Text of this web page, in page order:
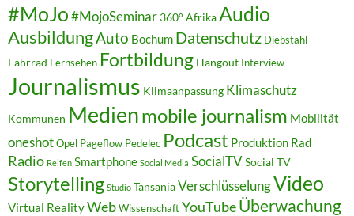
#MoJo#MojoSeminar 360° AfrikaAudio
AusbildungAuto Bochum Datenschutz Diebstahl
Fahrrad Fernsehen Fortbildung Hangout Interview
Journalismus Klimaanpassung Klimaschutz
Kommunen Medienmobile journalism Mobilität
oneshot Opel Pageflow Pedelec Podcast Produktion Rad
Radio Reifen Smartphone Social Media SocialTVSocial TV
Storytelling Studio TansaniaVerschlüsselungVideo
Virtual RealityWeb Wissenschaft YouTubeÜberwachung